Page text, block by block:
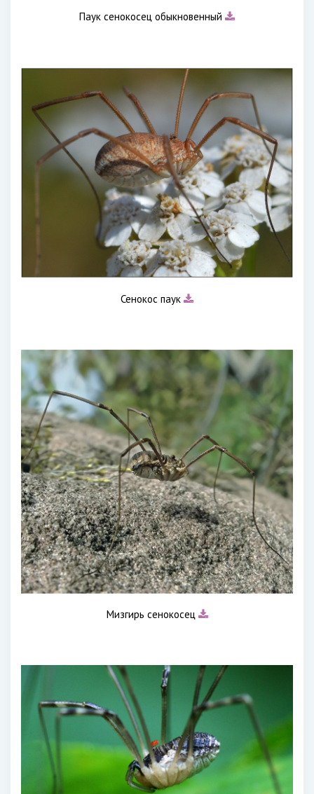
Паук сенокосец обыкновенный
Сенокос паук
Мизгирь сенокосец